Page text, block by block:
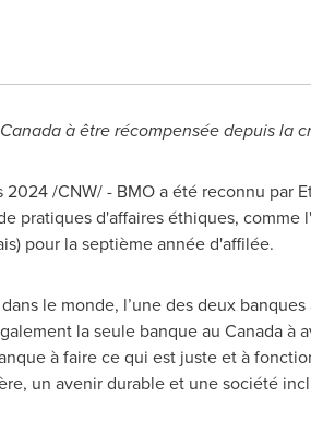
Canadaà être récompensée depuis la
2024/CNW/ - BMO a été reconnu par
pratiques d'affaires éthiques,
pour la septième année d'affilée.
le monde, l’une des deux
la seule banque au Canada à
à faire ce qui est juste et à
un avenir durable et une société